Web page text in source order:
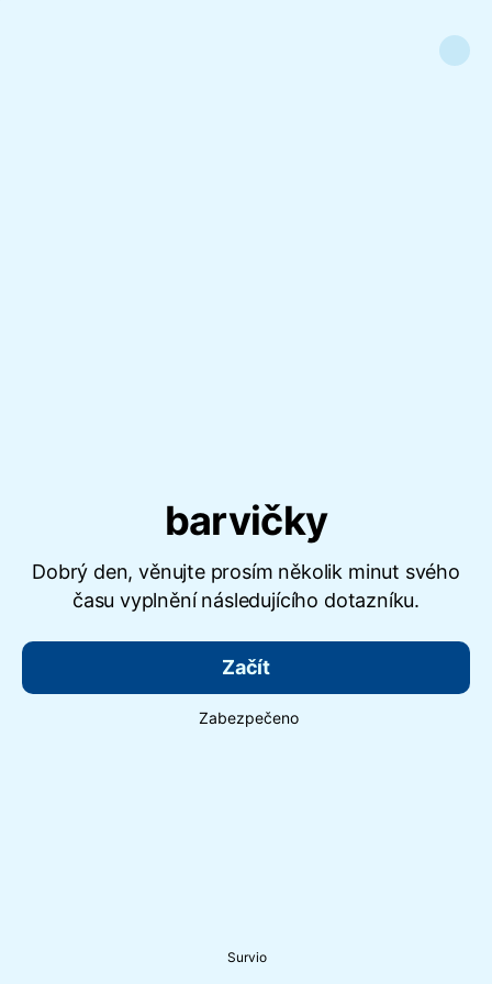
barvičky
Dobrý den, věnujte prosím několik minut svého
času vyplnění následujícího dotazníku.
Začít
Zabezpečeno
Survio